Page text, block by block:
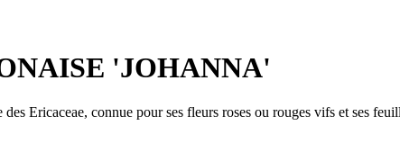
'JOHANNA'
Ericaceae, connue pour ses fleurs roses ou rouges vifs et ses